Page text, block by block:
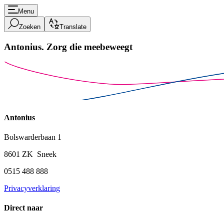
Menu
Zoeken Translate
Antonius. Zorg die meebeweegt
Antonius
Bolswarderbaan 1
8601 ZK Sneek
0515 488 888
Privacyverklaring
Direct naar